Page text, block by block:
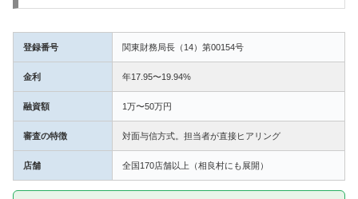
登録番号 関東財務局長（14）第00154号
金利 年17.95〜19.94%
融資額 1万〜50万円
審査の特徴 対面与信方式。担当者が直接ヒアリング
店舗 全国170店舗以上（相良村にも展開）